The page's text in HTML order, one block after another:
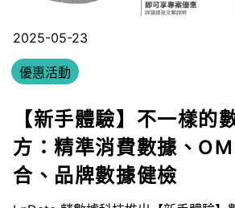
2025-05-23
優惠活動
【新手體驗】不一樣的
方：精準消費數據、
合、品牌數據健檢